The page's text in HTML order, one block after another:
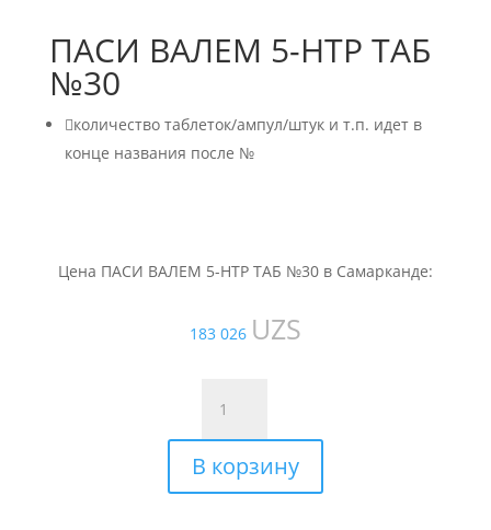
ПАСИ ВАЛЕМ 5-HTP ТАБ
№30
количество таблеток/ампул/штук и т.п. идет в
конце названия после №
Цена ПАСИ ВАЛЕМ 5-HTP ТАБ №30 в Самарканде:
183 026 UZS
товара
ПАСИ
ВАЛЕМ
5-
В корзину